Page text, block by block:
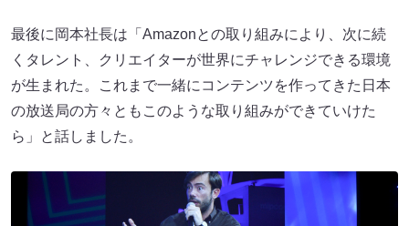
最後に岡本社長は「Amazonとの取り組みにより、次に続
くタレント、クリエイターが世界にチャレンジできる環境
が生まれた。これまで一緒にコンテンツを作ってきた日本
の放送局の方々ともこのような取り組みができていけた
ら」と話しました。